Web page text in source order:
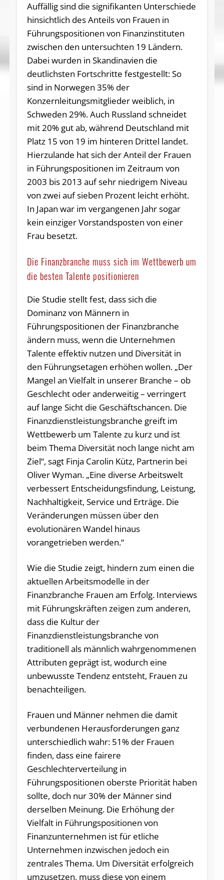
Auffällig sind die signifikanten Unterschiede
hinsichtlich des Anteils von Frauen in
Führungspositionen von Finanzinstituten
zwischen den untersuchten 19 Ländern.
Dabei wurden in Skandinavien die
deutlichsten Fortschritte festgestellt: So
sind in Norwegen 35% der
Konzernleitungsmitglieder weiblich, in
Schweden 29%. Auch Russland schneidet
mit 20% gut ab, während Deutschland mit
Platz 15 von 19 im hinteren Drittel landet.
Hierzulande hat sich der Anteil der Frauen
in Führungspositionen im Zeitraum von
2003 bis 2013 auf sehr niedrigem Niveau
von zwei auf sieben Prozent leicht erhöht.
In Japan war im vergangenen Jahr sogar
kein einziger Vorstandsposten von einer
Frau besetzt.
Die Finanzbranche muss sich im Wettbewerb um
die besten Talente positionieren
Die Studie stellt fest, dass sich die
Dominanz von Männern in
Führungspositionen der Finanzbranche
ändern muss, wenn die Unternehmen
Talente effektiv nutzen und Diversität in
den Führungsetagen erhöhen wollen. „Der
Mangel an Vielfalt in unserer Branche – ob
Geschlecht oder anderweitig – verringert
auf lange Sicht die Geschäftschancen. Die
Finanzdienstleistungsbranche greift im
Wettbewerb um Talente zu kurz und ist
beim Thema Diversität noch lange nicht am
Ziel“, sagt Finja Carolin Kütz, Partnerin bei
Oliver Wyman. „Eine diverse Arbeitswelt
verbessert Entscheidungsfindung, Leistung,
Nachhaltigkeit, Service und Erträge. Die
Veränderungen müssen über den
evolutionären Wandel hinaus
vorangetrieben werden.“
Wie die Studie zeigt, hindern zum einen die
aktuellen Arbeitsmodelle in der
Finanzbranche Frauen am Erfolg. Interviews
mit Führungskräften zeigen zum anderen,
dass die Kultur der
Finanzdienstleistungsbranche von
traditionell als männlich wahrgenommenen
Attributen geprägt ist, wodurch eine
unbewusste Tendenz entsteht, Frauen zu
benachteiligen.
Frauen und Männer nehmen die damit
verbundenen Herausforderungen ganz
unterschiedlich wahr: 51% der Frauen
finden, dass eine fairere
Geschlechterverteilung in
Führungspositionen oberste Priorität haben
sollte, doch nur 30% der Männer sind
derselben Meinung. Die Erhöhung der
Vielfalt in Führungspositionen von
Finanzunternehmen ist für etliche
Unternehmen inzwischen jedoch ein
zentrales Thema. Um Diversität erfolgreich
umzusetzen, muss diese von einem